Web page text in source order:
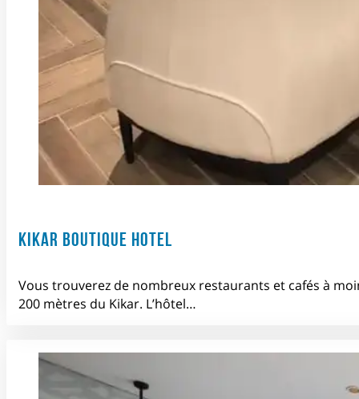
KIKAR BOUTIQUE HOTEL
Vous trouverez de nombreux restaurants et cafés à
200 mètres du Kikar. L’hôtel…